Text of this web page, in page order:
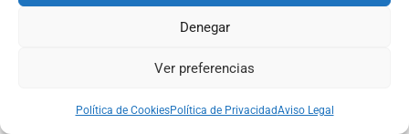
Denegar
Ver preferencias
Política de CookiesPolítica de PrivacidadAviso Legal
Search Account Wishlist